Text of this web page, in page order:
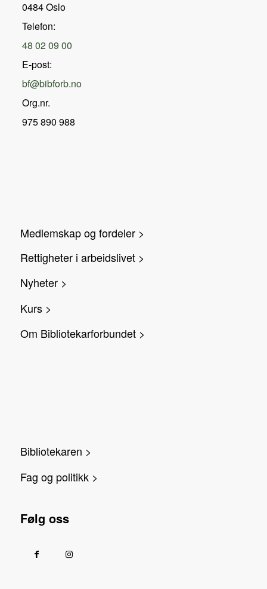
0484 Oslo
Telefon:
48 02 09 00
E-post:
bf@bibforb.no
Org.nr.
975 890 988
Medlemskap og fordeler >
Rettigheter i arbeidslivet >
Nyheter >
Kurs >
Om Bibliotekarforbundet >
Bibliotekaren >
Fag og politikk >
Følg oss